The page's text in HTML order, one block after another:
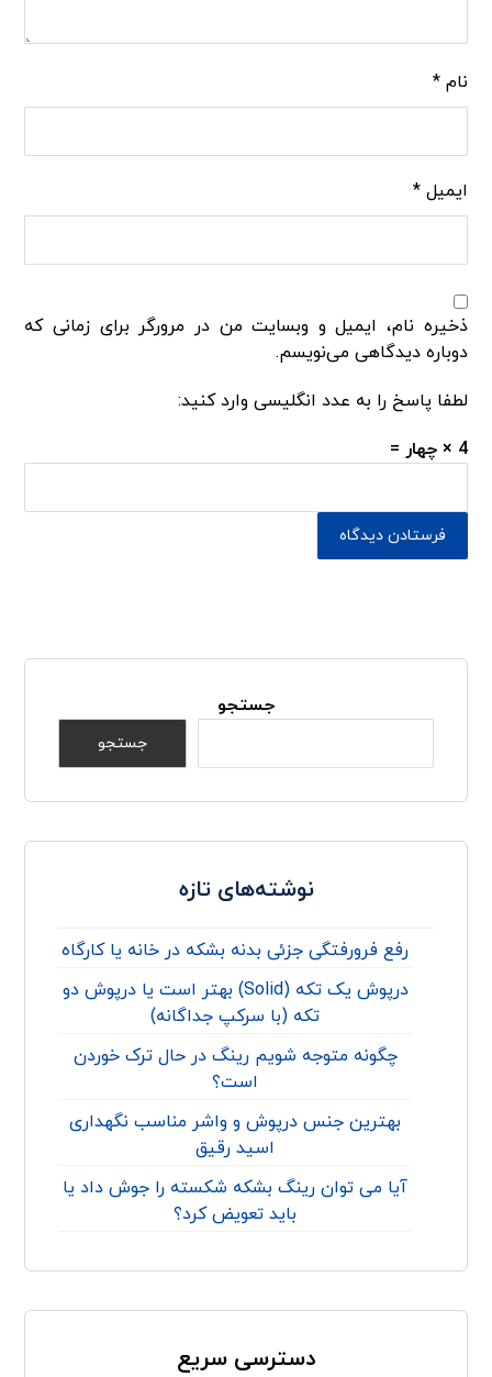
نام*
ایمیل*
ذخیره نام، ایمیل و وبسایت من در مرورگر برای زمانی که
دوباره دیدگاهی می‌نویسم.
لطفا پاسخ را به عدد انگلیسی وارد کنید:
4 × چهار =
جستجو
جستجو
نوشته‌های تازه
رفع فرورفتگی جزئی بدنه بشکه در خانه یا کارگاه
درپوش یک تکه (Solid) بهتر است یا درپوش دو
تکه (با سرکپ جداگانه)
چگونه متوجه شویم رینگ در حال ترک خوردن
است؟
بهترین جنس درپوش و واشر مناسب نگهداری
اسید رقیق
آیا می توان رینگ بشکه شکسته را جوش داد یا
باید تعویض کرد؟
دسترسی سریع